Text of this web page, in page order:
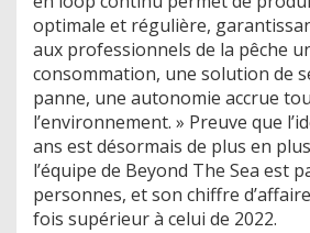
optimale et régulière,
aux professionnels de la pêche
consommation, une solution de
panne, une autonomie accrue
l’environnement. » Preuve que
ans est désormais de plus en
l’équipe de Beyond The Sea est
personnes, et son chiffre
fois supérieur à celui de 2022.